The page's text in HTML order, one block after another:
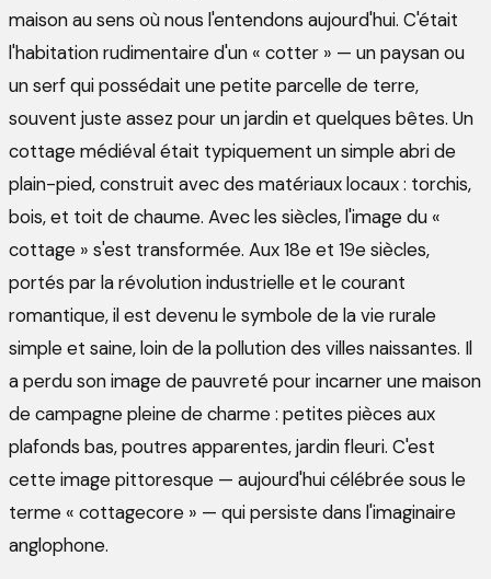
maison au sens où nous l'entendons aujourd'hui. C'était
l'habitation rudimentaire d'un « cotter » — un paysan ou
un serf qui possédait une petite parcelle de terre,
souvent juste assez pour un jardin et quelques bêtes. Un
cottage médiéval était typiquement un simple abri de
plain-pied, construit avec des matériaux locaux : torchis,
bois, et toit de chaume. Avec les siècles, l'image du «
cottage » s'est transformée. Aux 18e et 19e siècles,
portés par la révolution industrielle et le courant
romantique, il est devenu le symbole de la vie rurale
simple et saine, loin de la pollution des villes naissantes. Il
a perdu son image de pauvreté pour incarner une maison
de campagne pleine de charme : petites pièces aux
plafonds bas, poutres apparentes, jardin fleuri. C'est
cette image pittoresque — aujourd'hui célébrée sous le
terme « cottagecore » — qui persiste dans l'imaginaire
anglophone.